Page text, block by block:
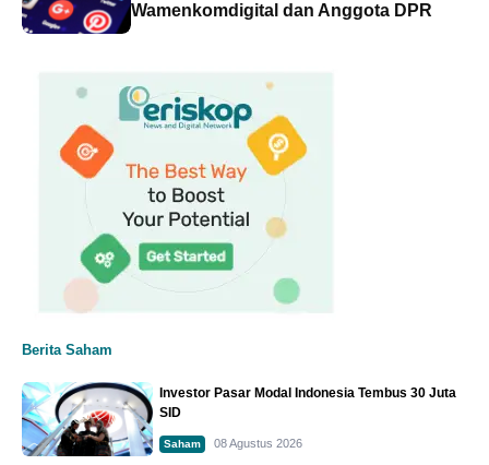
Wamenkomdigital dan Anggota DPR
Berita Saham
Investor Pasar Modal Indonesia Tembus 30 Juta
SID
Saham 08 Agustus 2026